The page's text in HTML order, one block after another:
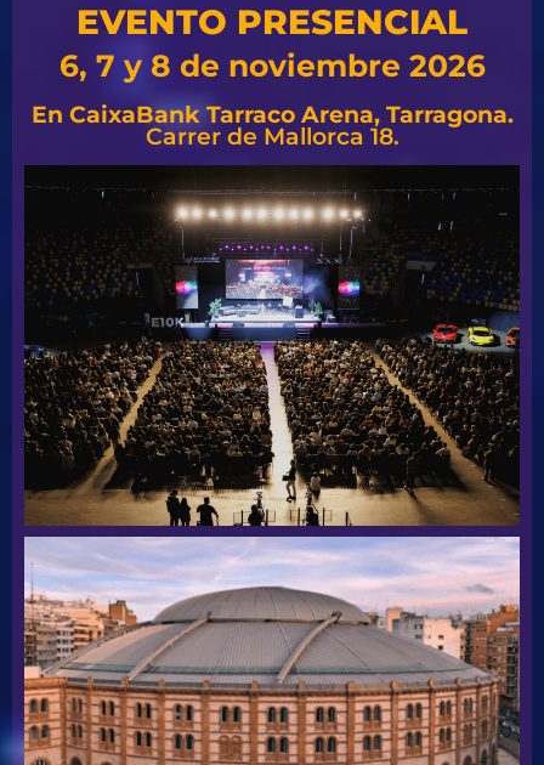
EVENTO PRESENCIAL
6, 7 y 8 de noviembre 2026
En CaixaBank Tarraco Arena, Tarragona.
Carrer de Mallorca 18.